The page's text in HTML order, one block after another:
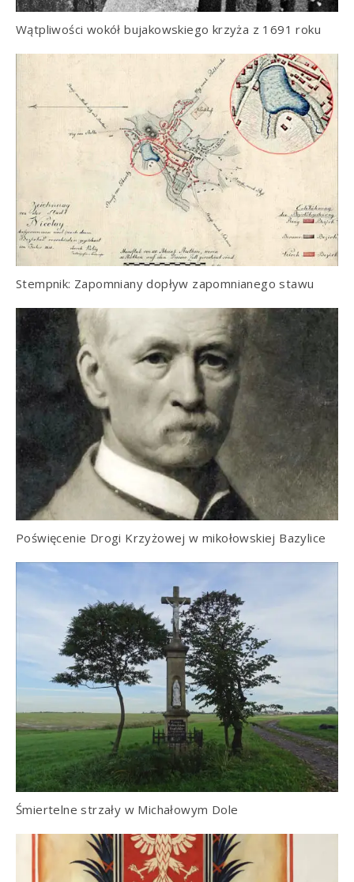
Wątpliwości wokół bujakowskiego krzyża z 1691 roku
Stempnik: Zapomniany dopływ zapomnianego stawu
Poświęcenie Drogi Krzyżowej w mikołowskiej Bazylice
Śmiertelne strzały w Michałowym Dole